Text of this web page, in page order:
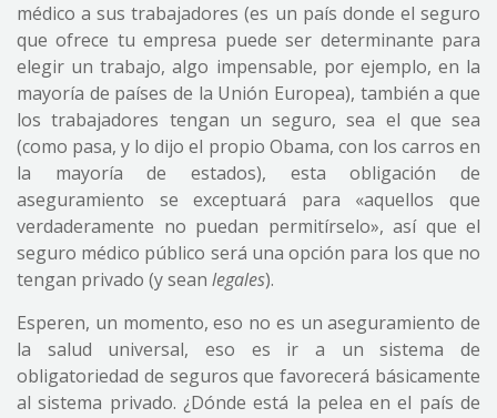
médico a sus trabajadores (es un país donde el seguro
que ofrece tu empresa puede ser determinante para
elegir un trabajo, algo impensable, por ejemplo, en la
mayoría de países de la Unión Europea), también a que
los trabajadores tengan un seguro, sea el que sea
(como pasa, y lo dijo el propio Obama, con los carros en
la mayoría de estados), esta obligación de
aseguramiento se exceptuará para «aquellos que
verdaderamente no puedan permitírselo», así que el
seguro médico público será una opción para los que no
tengan privado (y sean legales).
Esperen, un momento, eso no es un aseguramiento de
la salud universal, eso es ir a un sistema de
obligatoriedad de seguros que favorecerá básicamente
al sistema privado. ¿Dónde está la pelea en el país de